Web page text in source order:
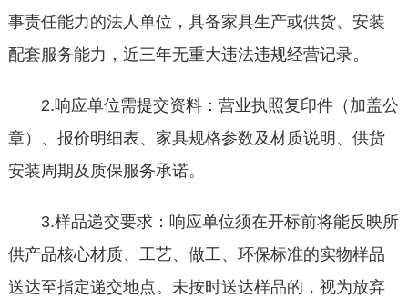
事责任能力的法人单位，具备家具生产或供货、安装
配套服务能力，近三年无重大违法违规经营记录。
2.响应单位需提交资料：营业执照复印件（加盖公
章）、报价明细表、家具规格参数及材质说明、供货
安装周期及质保服务承诺。
3.样品递交要求：响应单位须在开标前将能反映所
供产品核心材质、工艺、做工、环保标准的实物样品
送达至指定递交地点。未按时送达样品的，视为放弃